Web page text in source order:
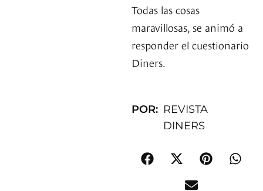
Todas las cosas
maravillosas, se animó a
responder el cuestionario
Diners.
POR: REVISTA
DINERS